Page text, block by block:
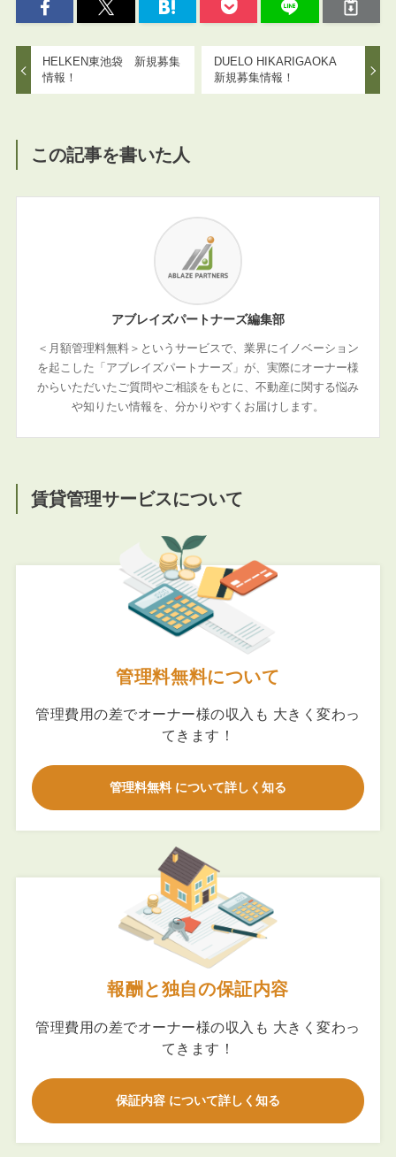
HELKEN東池袋 新規募集
情報！
DUELO HIKARIGAOKA
新規募集情報！
この記事を書いた人
アブレイズパートナーズ編集部
＜月額管理料無料＞というサービスで、業界にイノベーション
を起こした「アブレイズパートナーズ」が、実際にオーナー様
からいただいたご質問やご相談をもとに、不動産に関する悩み
や知りたい情報を、分かりやすくお届けします。
賃貸管理サービスについて
管理料無料について
管理費用の差でオーナー様の収入も 大きく変わっ
てきます！
管理料無料 について詳しく知る
報酬と独自の保証内容
管理費用の差でオーナー様の収入も 大きく変わっ
てきます！
保証内容 について詳しく知る